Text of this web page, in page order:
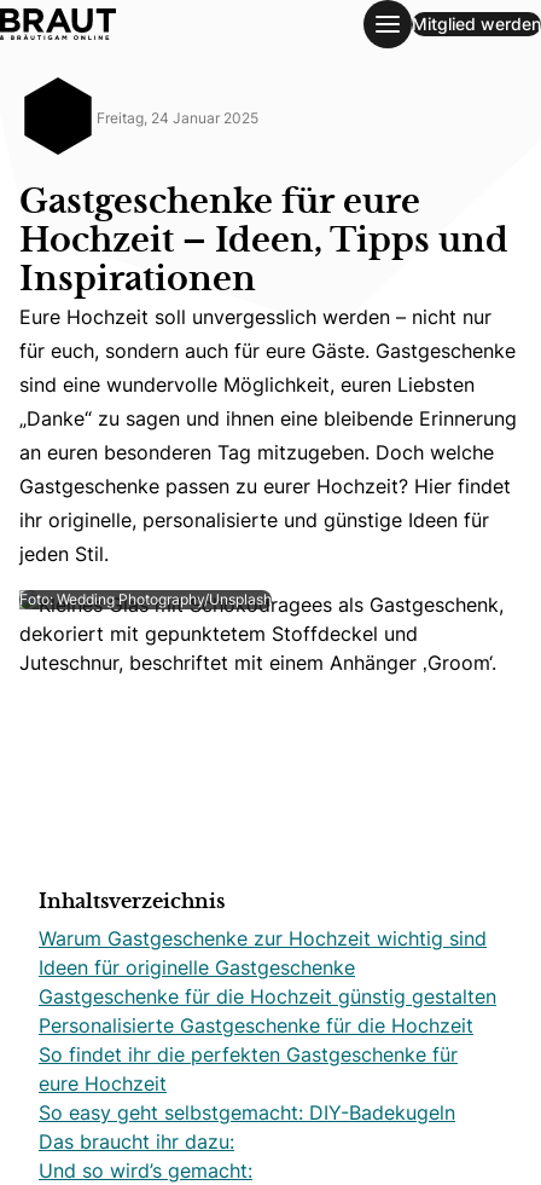
Gastgeschenke für eure Hochzeit – Ideen, Tipps und
Mitglied werden
Freitag, 24 Januar 2025
Gastgeschenke für eure
Hochzeit – Ideen, Tipps und
Inspirationen
Eure Hochzeit soll unvergesslich werden – nicht nur für
Eure Hochzeit soll unvergesslich werden – nicht nur
für euch, sondern auch für eure Gäste. Gastgeschenke
sind eine wundervolle Möglichkeit, euren Liebsten
„Danke“ zu sagen und ihnen eine bleibende Erinnerung
an euren besonderen Tag mitzugeben. Doch welche
Gastgeschenke passen zu eurer Hochzeit? Hier findet
ihr originelle, personalisierte und günstige Ideen für
jeden Stil.
Foto: Wedding Photography/Unsplash
Inhaltsverzeichnis
Warum Gastgeschenke zur Hochzeit wichtig sind
Ideen für originelle Gastgeschenke
Gastgeschenke für die Hochzeit günstig gestalten
Personalisierte Gastgeschenke für die Hochzeit
So findet ihr die perfekten Gastgeschenke für
eure Hochzeit
So easy geht selbstgemacht: DIY-Badekugeln
Das braucht ihr dazu:
Und so wird’s gemacht: